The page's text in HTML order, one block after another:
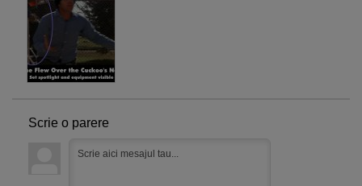
Scrie o parere